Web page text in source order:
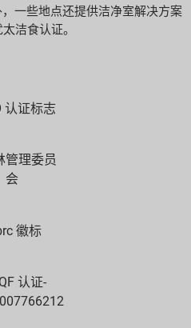
，一些地点还提供洁净室解决方案
洁食认证。